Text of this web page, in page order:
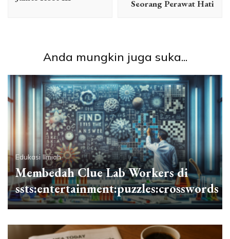
Seorang Perawat Hati
Anda mungkin juga suka...
Edukasi Ilmiah
Membedah Clue Lab Workers di
ssts:entertainment:puzzles:crosswords